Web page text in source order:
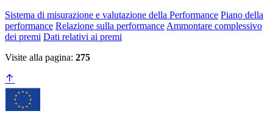
Sistema di misurazione e valutazione della Performance Piano della
performance Relazione sulla performance Ammontare complessivo
dei premi Dati relativi ai premi
Visite alla pagina: 275